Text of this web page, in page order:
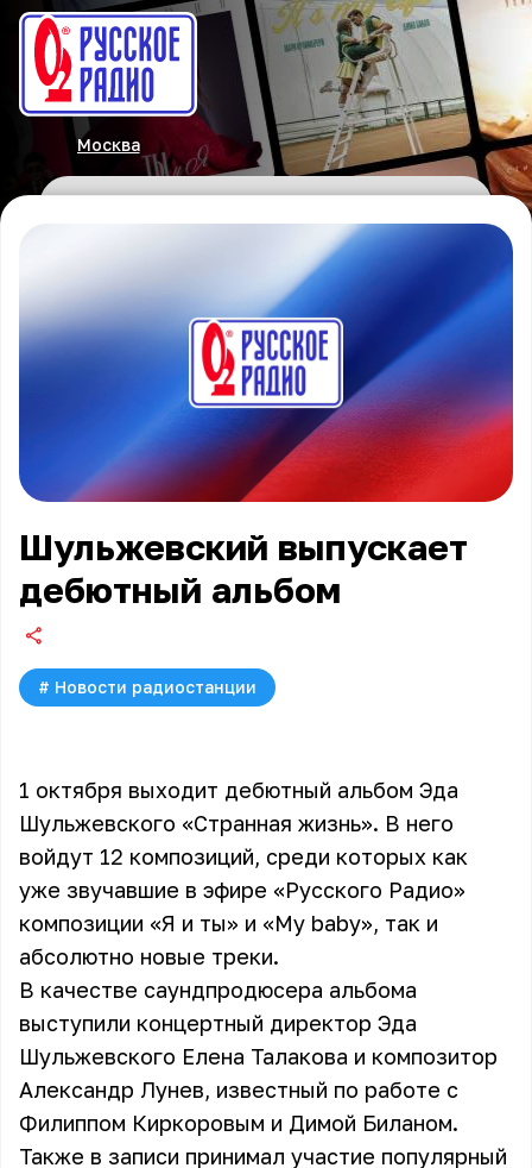
Москва
Шульжевский выпускает
дебютный альбом
# Новости радиостанции
1 октября выходит дебютный альбом Эда
Шульжевского «Странная жизнь». В него
войдут 12 композиций, среди которых как
уже звучавшие в эфире «Русского Радио»
композиции «Я и ты» и «My baby», так и
абсолютно новые треки.
В качестве саундпродюсера альбома
выступили концертный директор Эда
Шульжевского Елена Талакова и композитор
Александр Лунев, известный по работе с
Филиппом Киркоровым и Димой Биланом.
Также в записи принимал участие популярный